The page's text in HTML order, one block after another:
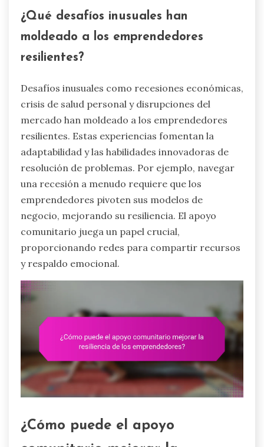
¿Qué desafíos inusuales han
moldeado a los emprendedores
resilientes?
Desafíos inusuales como recesiones económicas,
crisis de salud personal y disrupciones del
mercado han moldeado a los emprendedores
resilientes. Estas experiencias fomentan la
adaptabilidad y las habilidades innovadoras de
resolución de problemas. Por ejemplo, navegar
una recesión a menudo requiere que los
emprendedores pivoten sus modelos de
negocio, mejorando su resiliencia. El apoyo
comunitario juega un papel crucial,
proporcionando redes para compartir recursos
y respaldo emocional.
¿Cómo puede el apoyo